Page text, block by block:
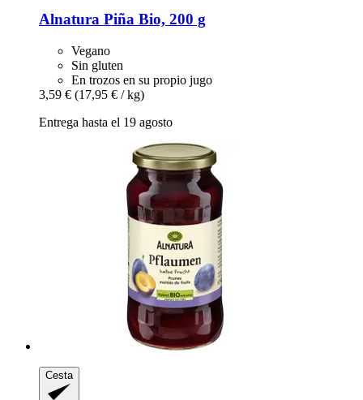
Alnatura Piña Bio, 200 g
Vegano
Sin gluten
En trozos en su propio jugo
3,59 € (17,95 € / kg)
Entrega hasta el 19 agosto
Cesta